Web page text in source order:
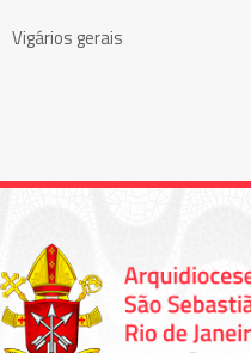
Vigários gerais